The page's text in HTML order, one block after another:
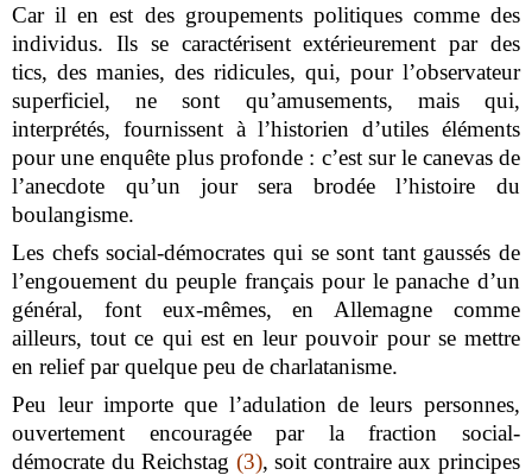
Car il en est des groupements politiques comme des
individus. Ils se caractérisent extérieurement par des
tics, des manies, des ridicules, qui, pour l’observateur
superficiel, ne sont qu’amusements, mais qui,
interprétés, fournissent à l’historien d’utiles éléments
pour une enquête plus profonde : c’est sur le canevas de
l’anecdote qu’un jour sera brodée l’histoire du
boulangisme.
Les chefs social-démocrates qui se sont tant gaussés de
l’engouement du peuple français pour le panache d’un
général, font eux-mêmes, en Allemagne comme
ailleurs, tout ce qui est en leur pouvoir pour se mettre
en relief par quelque peu de charlatanisme.
Peu leur importe que l’adulation de leurs personnes,
ouvertement encouragée par la fraction social-
démocrate du Reichstag (3), soit contraire aux principes